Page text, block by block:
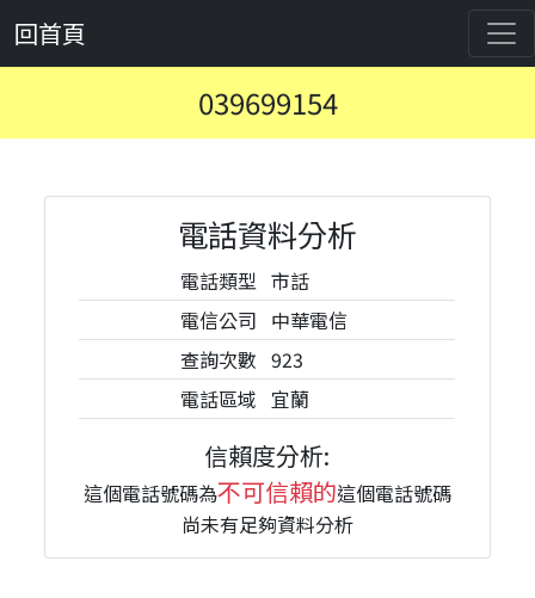
回首頁
039699154
電話資料分析
電話類型 市話
電信公司 中華電信
查詢次數 923
電話區域 宜蘭
信賴度分析:
這個電話號碼為不可信賴的這個電話號碼
尚未有足夠資料分析